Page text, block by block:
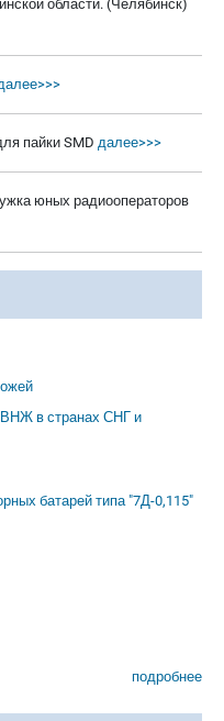
области. (Челябинск)
пайки SMD далее>>>
юных радиооператоров
ВНЖ в странах СНГ и
батарей типа "7Д-0,115"
подробнее